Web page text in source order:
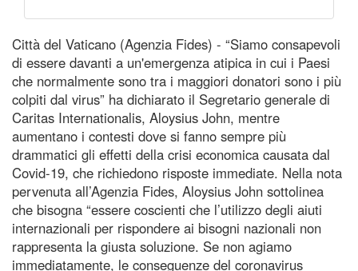
Città del Vaticano (Agenzia Fides) - “Siamo consapevoli
di essere davanti a un'emergenza atipica in cui i Paesi
che normalmente sono tra i maggiori donatori sono i più
colpiti dal virus” ha dichiarato il Segretario generale di
Caritas Internationalis, Aloysius John, mentre
aumentano i contesti dove si fanno sempre più
drammatici gli effetti della crisi economica causata dal
Covid-19, che richiedono risposte immediate. Nella nota
pervenuta all’Agenzia Fides, Aloysius John sottolinea
che bisogna “essere coscienti che l’utilizzo degli aiuti
internazionali per rispondere ai bisogni nazionali non
rappresenta la giusta soluzione. Se non agiamo
immediatamente, le conseguenze del coronavirus